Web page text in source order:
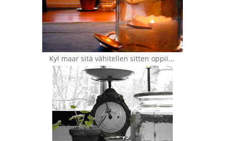
Kyl maar sitä vähitellen sitten oppii...